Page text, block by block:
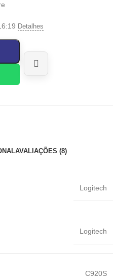
Detalhes
AVALIAÇÕES (8)
‎Logitech
‎Logitech
‎C920S